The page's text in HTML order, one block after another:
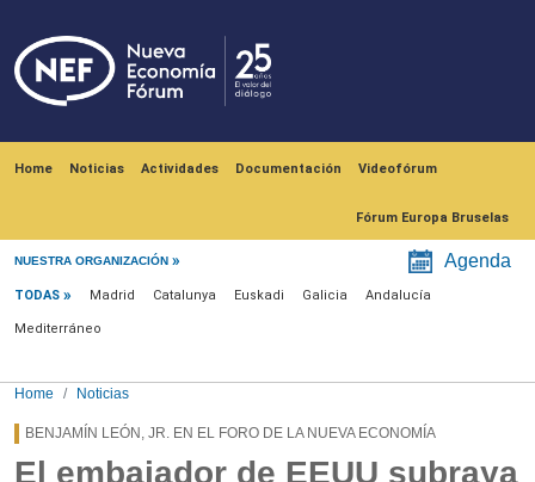
Home Noticias Actividades Documentación Videofórum
Fórum Europa Bruselas
NUESTRA ORGANIZACIÓN Agenda
Menú noticias
TODAS Madrid Catalunya Euskadi Galicia Andalucía
Mediterráneo
Home Noticias
BENJAMÍN LEÓN, JR. EN EL FORO DE LA NUEVA ECONOMÍA
El embajador de EEUU subraya